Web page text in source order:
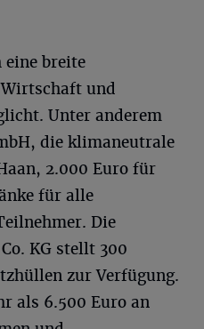
breite
und
Unter anderem
die klimaneutrale
2.000 Euro für
für alle
Die
KG stellt 300
zur Verfügung.
als 6.500 Euro an